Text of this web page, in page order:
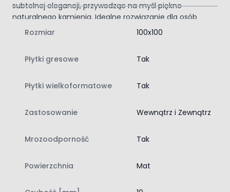
subtelnej elegancji, przywodząc na myśl piękno
naturalnego kamienia. Idealne rozwiązanie dla osób
ceniących styl i funkcjonalność.
100x100
Długość : 100 cm
Rektyfikacja: tak
Kolor: biały/jasno-szary
Ilość sztuk w opakowaniu
Rozmiar 100x100
Płytki gresowe Tak
Płytki wielkoformatowe Tak
Zastosowanie Wewnątrz i Zewnątrz
Mrozoodporność Tak
Powierzchnia Mat